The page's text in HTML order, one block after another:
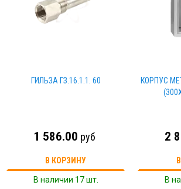
ГИЛЬЗА ГЗ.16.1.1. 60
1 586.00 руб
В КОРЗИНУ
В наличии 17 шт.
КОРПУС
2
В